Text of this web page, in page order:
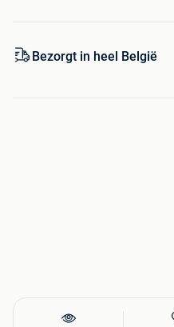
Bezorgt in heel België